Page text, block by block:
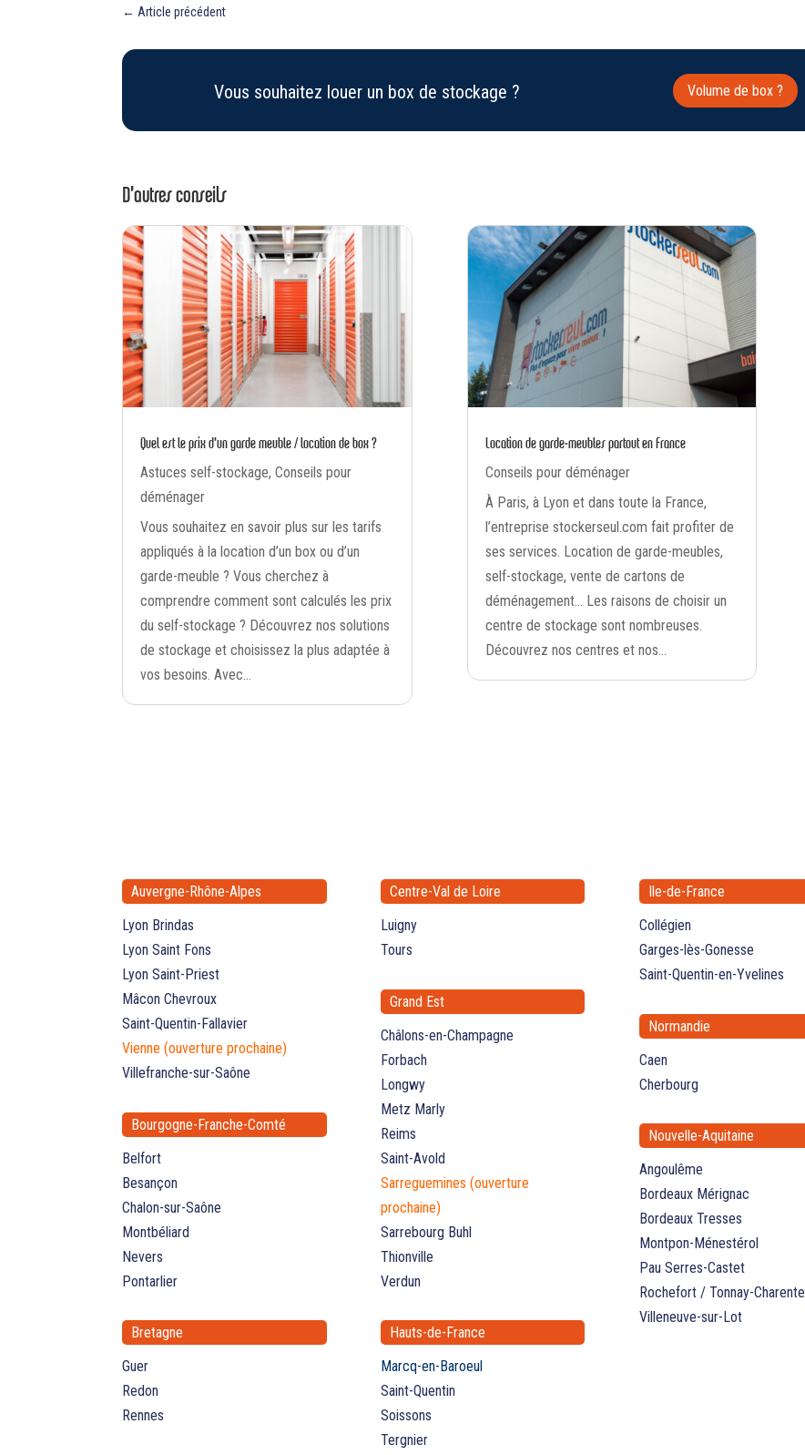
←Article précédent
Vous souhaitez louer un box de stockage ? Volume de box ?
D’autres conseils
Quel est le prix d’un garde meuble / location de box ?
Astuces self-stockage,Conseils pour
déménager
Vous souhaitez en savoir plus sur les tarifs
appliqués à la location d’un box ou d’un
garde-meuble ? Vous cherchez à
comprendre comment sont calculés les prix
du self-stockage ? Découvrez nos solutions
de stockage et choisissez la plus adaptée à
vos besoins. Avec...
Location de garde-meubles partout en France
Conseils pour déménager
À Paris, à Lyon et dans toute la France,
l’entreprise stockerseul.com fait profiter de
ses services. Location de garde-meubles,
self-stockage, vente de cartons de
déménagement… Les raisons de choisir un
centre de stockage sont nombreuses.
Découvrez nos centres et nos...
Auvergne-Rhône-Alpes
Lyon Brindas
Lyon Saint Fons
Lyon Saint-Priest
Mâcon Chevroux
Saint-Quentin-Fallavier
Vienne (ouverture prochaine)
Villefranche-sur-Saône
Bourgogne-Franche-Comté
Belfort
Besançon
Chalon-sur-Saône
Montbéliard
Nevers
Pontarlier
Bretagne
Guer
Redon
Rennes
Centre-Val de Loire
Luigny
Tours
Grand Est
Châlons-en-Champagne
Forbach
Longwy
Metz Marly
Reims
Saint-Avold
Sarreguemines (ouverture
prochaine)
Sarrebourg Buhl
Thionville
Verdun
Hauts-de-France
Marcq-en-Baroeul
Saint-Quentin
Soissons
Tergnier
Ile-de-France
Collégien
Garges-lès-Gonesse
Saint-Quentin-en-Yvelines
Normandie
Caen
Cherbourg
Nouvelle-Aquitaine
Angoulême
Bordeaux Mérignac
Bordeaux Tresses
Montpon-Ménestérol
Pau Serres-Castet
Rochefort / Tonnay-Charente
Villeneuve-sur-Lot